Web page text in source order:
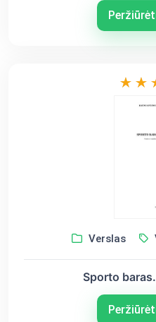
Verslas
Sporto